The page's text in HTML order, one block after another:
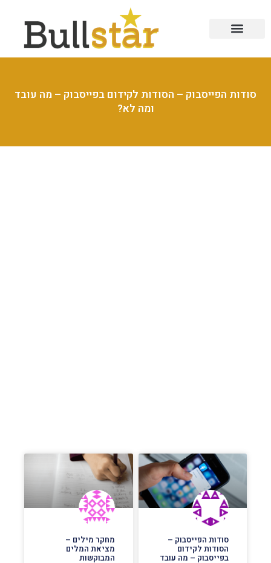
סודות הפייסבוק – הסודות לקידום בפייסבוק – מה עובד
ומה לא?
סודות הפייסבוק –
הסודות לקידום
בפייסבוק – מה עובד
מחקר מילים –
מציאת המלים
המבוקשות